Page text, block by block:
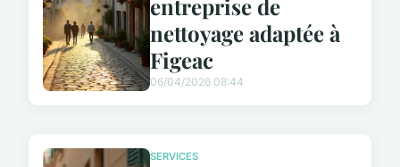
entreprise de
nettoyage adaptée à
Figeac
06/04/2026 08:44
SERVICES